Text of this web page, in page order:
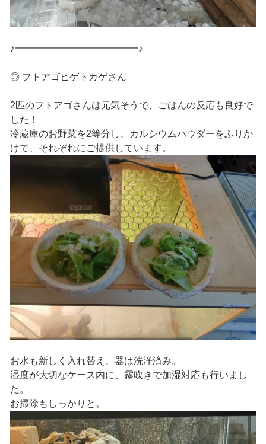
♪━━━━━━━━━━━━━♪
◎ フトアゴヒゲトカゲさん
2匹のフトアゴさんは元気そうで、ごはんの反応も良好で
した！
冷蔵庫のお野菜を2等分し、カルシウムパウダーをふりか
けて、それぞれにご提供しています。
お水も新しく入れ替え、器は洗浄済み。
湿度が大切なケース内に、霧吹きで加湿対応も行いまし
た。
お掃除もしっかりと。